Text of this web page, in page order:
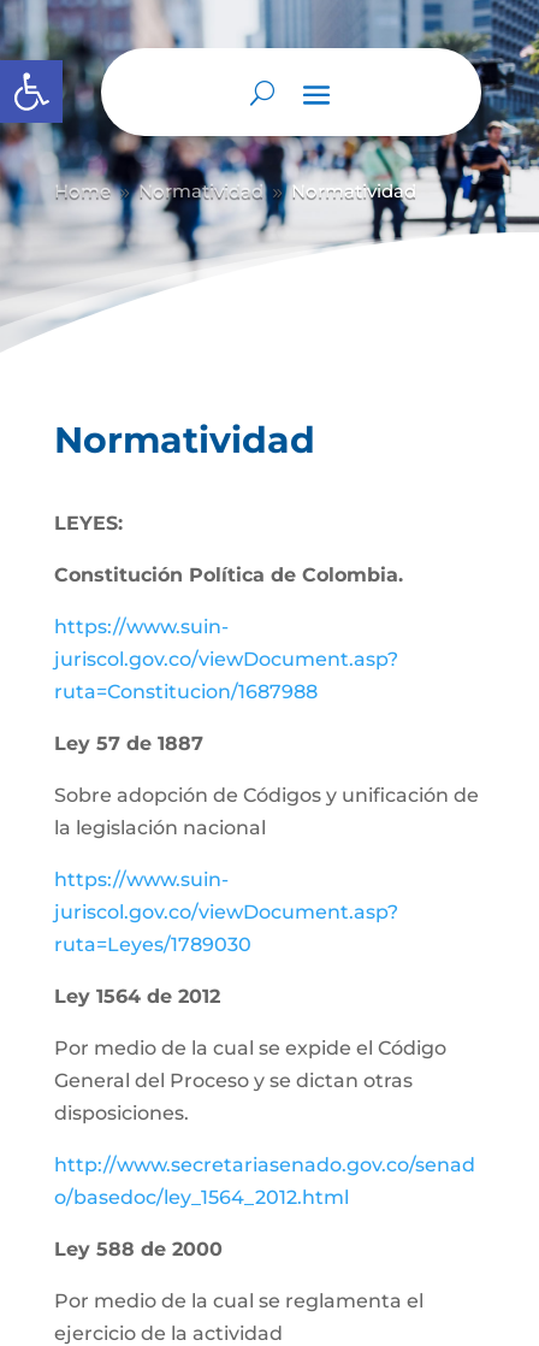
Abrir barra de herramientas
Home 9 Normatividad 9 Normatividad
Normatividad
LEYES:
Constitución Política de Colombia.
https://www.suin-
juriscol.gov.co/viewDocument.asp?
ruta=Constitucion/1687988
Ley 57 de 1887
Sobre adopción de Códigos y unificación de
la legislación nacional
https://www.suin-
juriscol.gov.co/viewDocument.asp?
ruta=Leyes/1789030
Ley 1564 de 2012
Por medio de la cual se expide el Código
General del Proceso y se dictan otras
disposiciones.
http://www.secretariasenado.gov.co/senad
o/basedoc/ley_1564_2012.html
Ley 588 de 2000
Por medio de la cual se reglamenta el
ejercicio de la actividad